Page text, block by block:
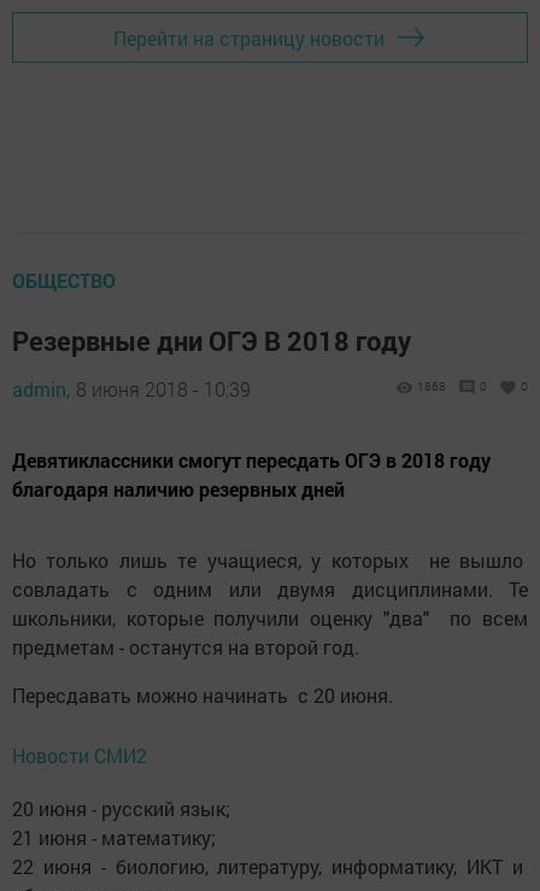
Перейти на страницу новости
ОБЩЕСТВО
Резервные дни ОГЭ В 2018 году
admin, 8 июня 2018 - 10:39 1868 0 0
Девятиклассники смогут пересдать ОГЭ в 2018 году
благодаря наличию резервных дней
Но только лишь те учащиеся, у которых не вышло
совладать с одним или двумя дисциплинами. Те
школьники, которые получили оценку "два" по всем
предметам - останутся на второй год.
Пересдавать можно начинать с 20 июня.
Новости СМИ2
20 июня - русский язык;
21 июня - математику;
22 июня - биологию, литературу, информатику, ИКТ и